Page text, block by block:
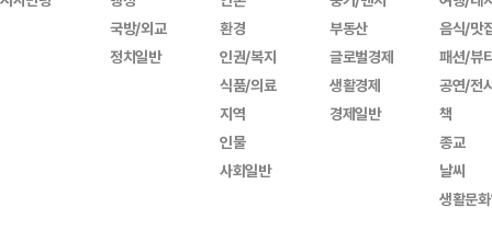
국방/외교
정치일반
환경
인권/복지
식품/의료
지역
인물
사회일반
부동산
글로벌경제
생활경제
경제일반
음식/맛
패션/뷰
공연/전
책
종교
날씨
생활문